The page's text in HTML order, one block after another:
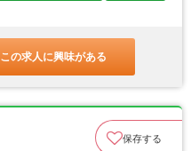
この求人に興味がある
保存する